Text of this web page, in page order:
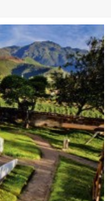
ADRIANA HOYOS DESIGN STUDIO – Especial Interiorismo & Decoración 2026